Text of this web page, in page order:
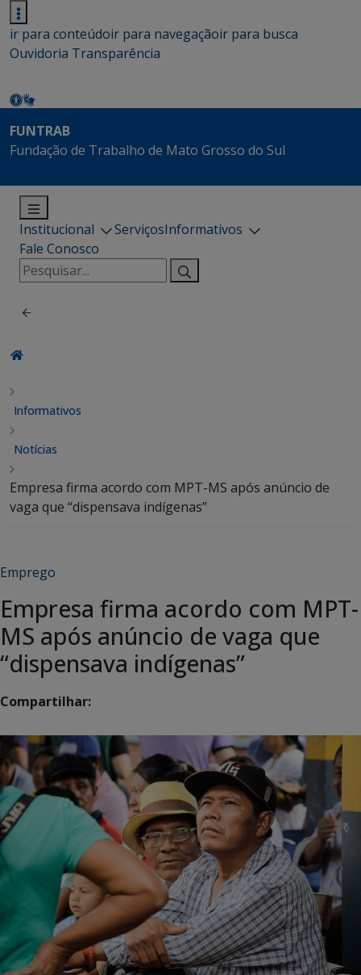
ir para conteúdoir para navegaçãoir para busca
Ouvidoria Transparência
FUNTRAB
Fundação de Trabalho de Mato Grosso do Sul
Institucional ServiçosInformativos
Fale Conosco
Pesquisar
por:
Informativos
Notícias
Empresa firma acordo com MPT-MS após anúncio de
vaga que “dispensava indígenas”
Emprego
Empresa firma acordo com MPT-
MS após anúncio de vaga que
“dispensava indígenas”
Compartilhar: